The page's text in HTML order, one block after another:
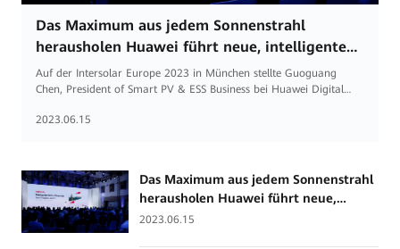
Das Maximum aus jedem Sonnenstrahl
herausholen Huawei führt neue, intelligente
PV-Produkte und -Lösungen ein und bleibt
Branchenführer
Auf der Intersolar Europe 2023 in München stellte Guoguang
Chen, President of Smart PV & ESS Business bei Huawei Digital
„FusionSolar“ vor. Darüber hinaus wurden neue Smart-PV- & ESS-
2023.06.15
Das Maximum aus jedem Sonnenstrahl
herausholen Huawei führt neue,
intelligente PV-Produkte und -
2023.06.15